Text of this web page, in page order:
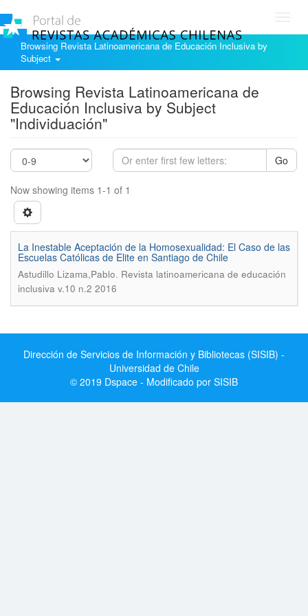
Browsing Revista Latinoamericana de Educación Inclusiva by
Subject
Browsing Revista Latinoamericana de
Educación Inclusiva by Subject
"Individuación"
Go
Now showing items 1-1 of 1
La Inestable Aceptación de la Homosexualidad: El Caso de las
Escuelas Católicas de Elite en Santiago de Chile
Astudillo Lizama,Pablo. Revista latinoamericana de educación
inclusiva v.10 n.2 2016
Dirección de Servicios de Información y Bibliotecas (SISIB) -
Universidad de Chile
© 2019 Dspace - Modificado por SISIB